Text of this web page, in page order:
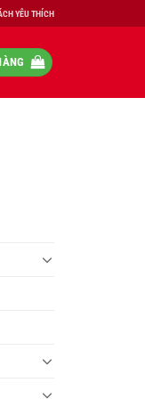
YÊU THÍCH